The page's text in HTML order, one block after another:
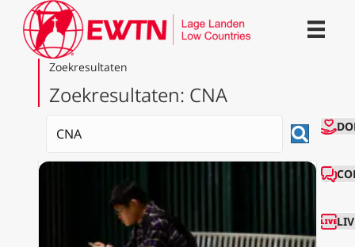
Zoekresultaten
Zoekresultaten: CNA